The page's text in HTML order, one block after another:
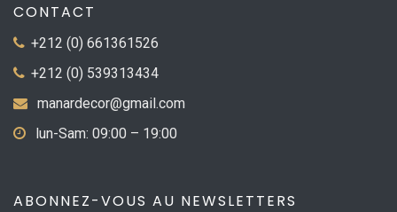
CONTACT
+212 (0) 661361526
+212 (0) 539313434
manardecor@gmail.com
lun-Sam: 09:00 – 19:00
ABONNEZ-VOUS AU NEWSLETTERS